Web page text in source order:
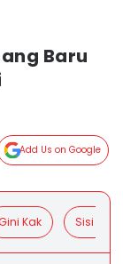
Baru
Add Us on Google
Kak Sisi